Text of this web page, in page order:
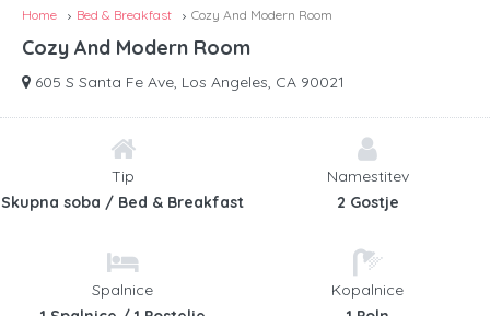
Home Bed & Breakfast Cozy And Modern Room
Cozy And Modern Room
605 S Santa Fe Ave, Los Angeles, CA 90021
Tip
Skupna soba / Bed & Breakfast
Namestitev
2 Gostje
Spalnice
Kopalnice